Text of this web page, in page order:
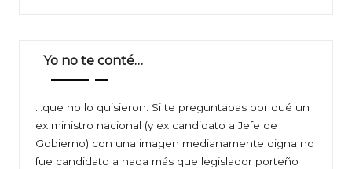
Yo no te conté…
…que no lo quisieron. Si te preguntabas por qué un
ex ministro nacional (y ex candidato a Jefe de
Gobierno) con una imagen medianamente digna no
fue candidato a nada más que legislador porteño